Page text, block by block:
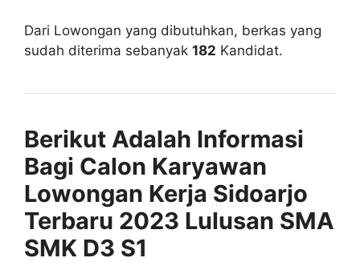
Dari Lowongan yang dibutuhkan, berkas yang
sudah diterima sebanyak 182 Kandidat.
Berikut Adalah Informasi
Bagi Calon Karyawan
Lowongan Kerja Sidoarjo
Terbaru 2023 Lulusan SMA
SMK D3 S1